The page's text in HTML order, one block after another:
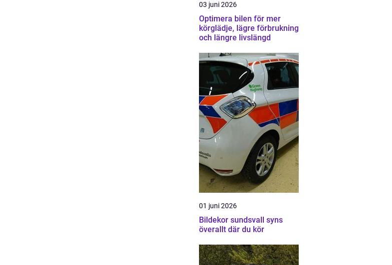
03 juni 2026
Optimera bilen för mer
körglädje, lägre förbrukning
och längre livslängd
01 juni 2026
Bildekor sundsvall syns
överallt där du kör